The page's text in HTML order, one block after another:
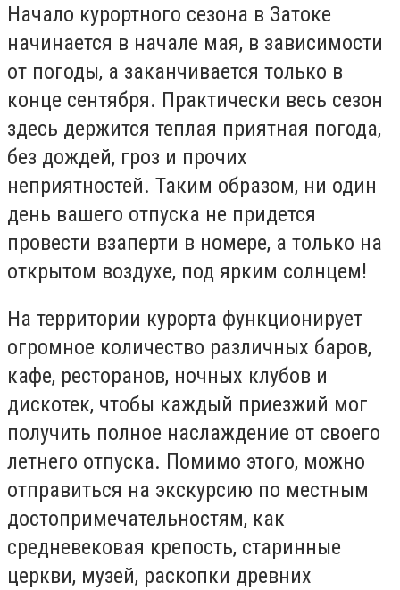
Начало курортного сезона в Затоке
начинается в начале мая, в зависимости
от погоды, а заканчивается только в
конце сентября. Практически весь сезон
здесь держится теплая приятная погода,
без дождей, гроз и прочих
неприятностей. Таким образом, ни один
день вашего отпуска не придется
провести взаперти в номере, а только на
открытом воздухе, под ярким солнцем!
На территории курорта функционирует
огромное количество различных баров,
кафе, ресторанов, ночных клубов и
дискотек, чтобы каждый приезжий мог
получить полное наслаждение от своего
летнего отпуска. Помимо этого, можно
отправиться на экскурсию по местным
достопримечательностям, как
средневековая крепость, старинные
церкви, музей, раскопки древних